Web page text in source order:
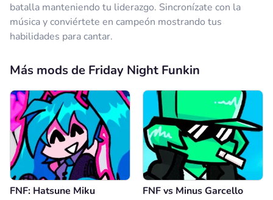
batalla manteniendo tu liderazgo. Sincronízate con la
música y conviértete en campeón mostrando tus
habilidades para cantar.
Más mods de Friday Night Funkin
FNF: Hatsune Miku FNF vs Minus Garcello